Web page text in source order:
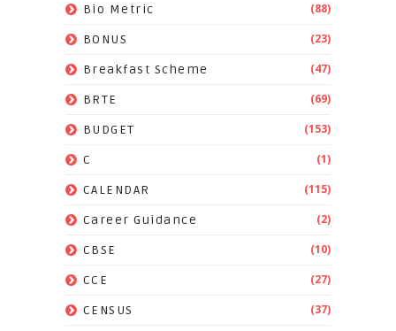
Bio Metric (88)
BONUS (23)
Breakfast Scheme (47)
BRTE (69)
BUDGET (153)
C (1)
CALENDAR (115)
Career Guidance (2)
CBSE (10)
CCE (27)
CENSUS (37)